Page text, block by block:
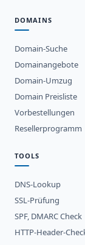
DOMAINS
Domain-Suche
Domainangebote
Domain-Umzug
Domain Preisliste
Vorbestellungen
Resellerprogramm
TOOLS
DNS-Lookup
SSL-Prüfung
SPF, DMARC Check
HTTP-Header-